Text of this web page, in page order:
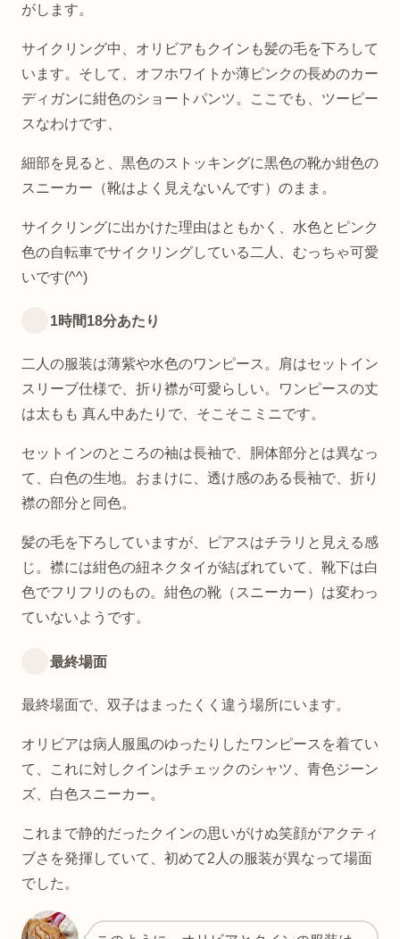
がします。
サイクリング中、オリビアもクインも髪の毛を下ろして
います。そして、オフホワイトか薄ピンクの長めのカー
ディガンに紺色のショートパンツ。ここでも、ツーピー
スなわけです、
細部を見ると、黒色のストッキングに黒色の靴か紺色の
スニーカー（靴はよく見えないんです）のまま。
サイクリングに出かけた理由はともかく、水色とピンク
色の自転車でサイクリングしている二人、むっちゃ可愛
いです(^^)
1時間18分あたり
二人の服装は薄紫や水色のワンピース。肩はセットイン
スリーブ仕様で、折り襟が可愛らしい。ワンピースの丈
は太もも 真ん中あたりで、そこそこミニです。
セットインのところの袖は長袖で、胴体部分とは異なっ
て、白色の生地。おまけに、透け感のある長袖で、折り
襟の部分と同色。
髪の毛を下ろしていますが、ピアスはチラリと見える感
じ。襟には紺色の紐ネクタイが結ばれていて、靴下は白
色でフリフリのもの。紺色の靴（スニーカー）は変わっ
ていないようです。
最終場面
最終場面で、双子はまったくく違う場所にいます。
オリビアは病人服風のゆったりしたワンピースを着てい
て、これに対しクインはチェックのシャツ、青色ジーン
ズ、白色スニーカー。
これまで静的だったクインの思いがけぬ笑顔がアクティ
ブさを発揮していて、初めて2人の服装が異なって場面
でした。